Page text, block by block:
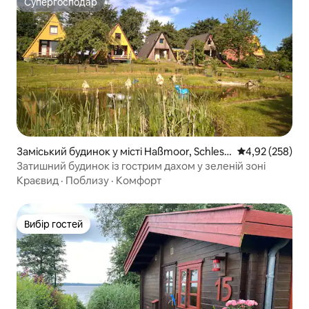
Супергосподар
Заміський будинок у місті Haßmoor, Schles
wig-Holstein, DE
Середня
4,92 (258)
Затишний будинок із гострим дахом у зеленій зоні
Краєвид · Поблизу · Комфорт
Вибір гостей
Вибір гостей